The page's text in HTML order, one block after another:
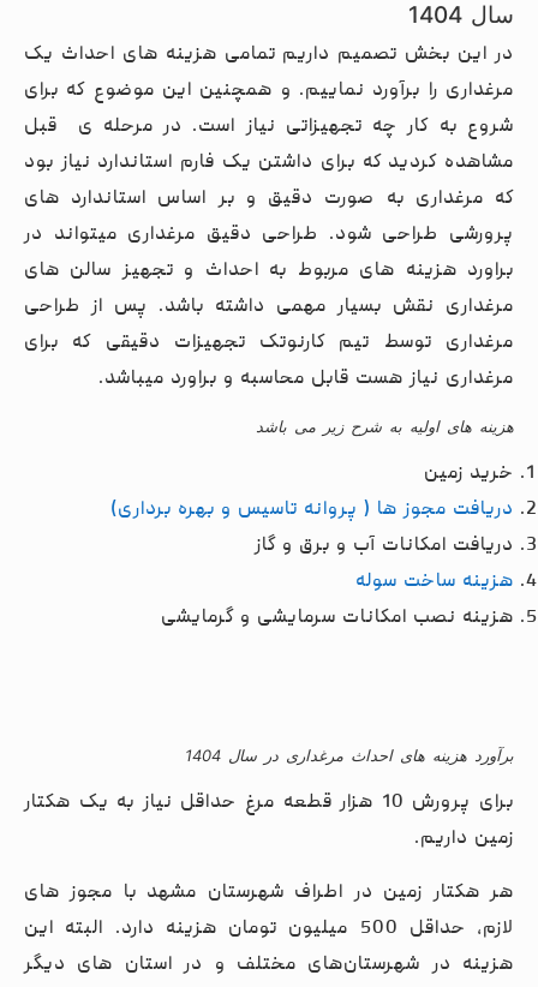
سال 1404
در این بخش تصمیم داریم تمامی هزینه های احداث یک
مرغداری را برآورد نماییم. و همچنین این موضوع که برای
شروع به کار چه تجهیزاتی نیاز است. در مرحله ی قبل
مشاهده کردید که برای داشتن یک فارم استاندارد نیاز بود
که مرغداری به صورت دقیق و بر اساس استاندارد های
پرورشی طراحی شود. طراحی دقیق مرغداری میتواند در
براورد هزینه های مربوط به احداث و تجهیز سالن های
مرغداری نقش بسیار مهمی داشته باشد. پس از طراحی
مرغداری توسط تیم کارنوتک تجهیزات دقیقی که برای
مرغداری نیاز هست قابل محاسبه و براورد میباشد.
هزینه های اولیه به شرح زیر می باشد
خرید زمین
دریافت مجوز ها ( پروانه تاسیس و بهره برداری)
دریافت امکانات آب و برق و گاز
هزینه ساخت سوله
هزینه نصب امکانات سرمایشی و گرمایشی
برآورد هزینه های احداث مرغداری در سال 1404
برای پرورش 10 هزار قطعه مرغ حداقل نیاز به یک هکتار
زمین داریم.
هر هکتار زمین در اطراف شهرستان مشهد با مجوز های
لازم، حداقل 500 میلیون تومان هزینه دارد. البته این
هزینه در شهرستان‌های مختلف و در استان های دیگر